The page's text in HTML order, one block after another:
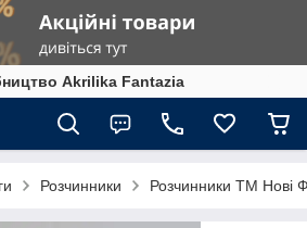
Akrilika Fantazia
Розчинники Розчинники ТМ Нові